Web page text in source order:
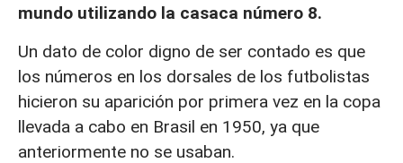
mundo utilizando la casaca número 8.
Un dato de color digno de ser contado es que
los números en los dorsales de los futbolistas
hicieron su aparición por primera vez en la copa
llevada a cabo en Brasil en 1950, ya que
anteriormente no se usaban.